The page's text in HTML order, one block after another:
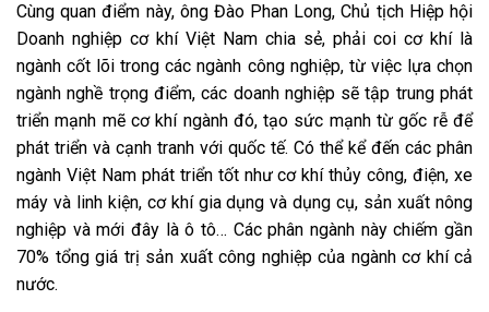
Cùng quan điểm này, ông Đào Phan Long, Chủ tịch Hiệp hội
Doanh nghiệp cơ khí Việt Nam chia sẻ, phải coi cơ khí là
ngành cốt lõi trong các ngành công nghiệp, từ việc lựa chọn
ngành nghề trọng điểm, các doanh nghiệp sẽ tập trung phát
triển mạnh mẽ cơ khí ngành đó, tạo sức mạnh từ gốc rễ để
phát triển và cạnh tranh với quốc tế. Có thể kể đến các phân
ngành Việt Nam phát triển tốt như cơ khí thủy công, điện, xe
máy và linh kiện, cơ khí gia dụng và dụng cụ, sản xuất nông
nghiệp và mới đây là ô tô… Các phân ngành này chiếm gần
70% tổng giá trị sản xuất công nghiệp của ngành cơ khí cả
nước.